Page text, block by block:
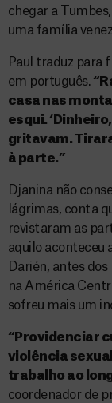
chegar a
uma família
Paul traduz para
em português.
casa nas
esqui.
gritavam.
à parte.”
Djanina não
lágrimas, conta
revistaram as
aquilo aconteceu
Darién, antes
na América
sofreu mais um
“Providenciar
violência
trabalho ao
coordenador de